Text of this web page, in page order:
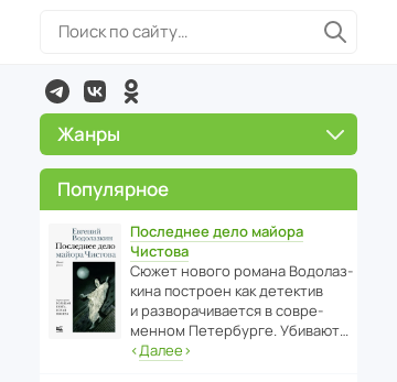
Жанры
Популярное
Последнее дело майора
Чистова
Сюжет нового романа Водо­ла­з­
кина пост­роен как дете­ктив
и разво­ра­чи­ва­ется в совре­
менном Пете­р­бурге. Убивают…
‹Далее›